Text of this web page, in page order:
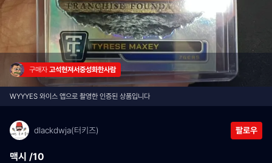
구매자 고석현져서중성화한사람
WYYYES 와이스 앱으로 촬영한 인증된 상품입니다
dlackdwja(터키즈) 팔로우
맥시 /10